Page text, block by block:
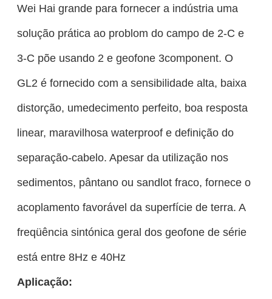
Wei Hai grande para fornecer a indústria uma
solução prática ao problom do campo de 2-C e
3-C põe usando 2 e geofone 3component. O
GL2 é fornecido com a sensibilidade alta, baixa
distorção, umedecimento perfeito, boa resposta
linear, maravilhosa waterproof e definição do
separação-cabelo. Apesar da utilização nos
sedimentos, pântano ou sandlot fraco, fornece o
acoplamento favorável da superfície de terra. A
freqüência sintónica geral dos geofone de série
está entre 8Hz e 40Hz
Aplicação: